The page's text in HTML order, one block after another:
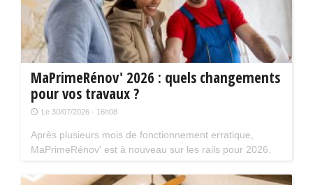
MaPrimeRénov' 2026 : quels changements
pour vos travaux ?
Le 30/07/2026 - 16h08
Après plusieurs mois de fonctionnement erratique,
MaPrimeRénov' est à nouveau sur les rails pour 2026.
limiter le nombre de chantiers éligibles. Tour d'horizon.